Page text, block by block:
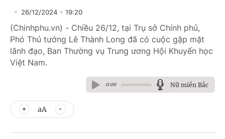
26/12/2024 19:20
(Chinhphu.vn) - Chiều 26/12, tại Trụ sở Chính phủ,
Phó Thủ tướng Lê Thành Long đã có cuộc gặp mặt
lãnh đạo, Ban Thường vụ Trung ương Hội Khuyến học
Việt Nam.
0:00 Nữ miền Bắc
aA